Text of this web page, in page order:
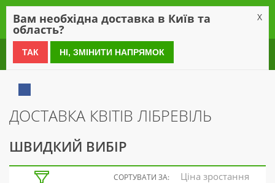
0 800 21 54 55
ДОСТАВКА КВІТІВ ЛІБРЕВІЛЬ
ШВИДКИЙ ВИБІР
СОРТУВАТИ ЗА: Ціна зростання
Вам необхідна доставка в Київ та
область?
X
ТАК НІ, ЗМІНИТИ НАПРЯМОК